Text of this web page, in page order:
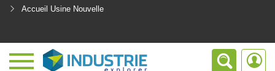
Accueil Usine Nouvelle